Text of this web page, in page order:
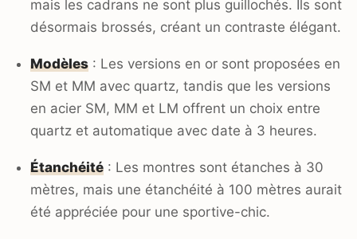
mais les cadrans ne sont plus guillochés. Ils sont
désormais brossés, créant un contraste élégant.
Modèles : Les versions en or sont proposées en
SM et MM avec quartz, tandis que les versions
en acier SM, MM et LM offrent un choix entre
quartz et automatique avec date à 3 heures.
Étanchéité : Les montres sont étanches à 30
mètres, mais une étanchéité à 100 mètres aurait
été appréciée pour une sportive-chic.